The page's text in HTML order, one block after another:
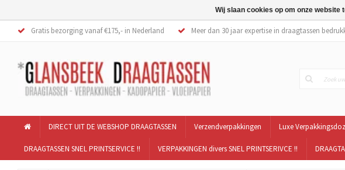
Gratis bezorging vanaf €175,- in Nederland Meer dan 30 jaar expertise in draagtassen
DIRECT UIT DE WEBSHOP DRAAGTASSEN Verzendverpakkingen Luxe
DRAAGTASSEN SNEL PRINTSERVICE !! VERPAKKINGEN divers SNEL PRINTSERIVCE !!
Wij slaan cookies op om onze website